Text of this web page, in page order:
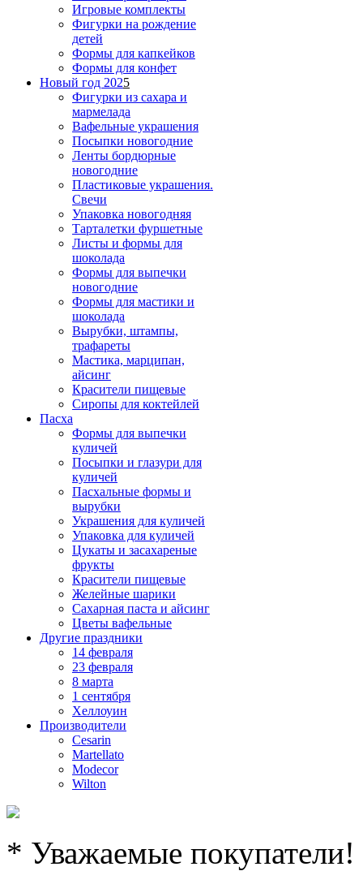
Игровые комплекты
Фигурки на рождение
детей
Формы для капкейков
Формы для конфет
Новый год 2025
Фигурки из сахара и
мармелада
Вафельные украшения
Посыпки новогодние
Ленты бордюрные
новогодние
Пластиковые украшения.
Свечи
Упаковка новогодняя
Тарталетки фуршетные
Листы и формы для
шоколада
Формы для выпечки
новогодние
Формы для мастики и
шоколада
Вырубки, штампы,
трафареты
Мастика, марципан,
айсинг
Красители пищевые
Сиропы для коктейлей
Пасха
Формы для выпечки
куличей
Посыпки и глазури для
куличей
Пасхальные формы и
вырубки
Украшения для куличей
Упаковка для куличей
Цукаты и засахареные
фрукты
Красители пищевые
Желейные шарики
Сахарная паста и айсинг
Цветы вафельные
Другие праздники
14 февраля
23 февраля
8 марта
1 сентября
Хеллоуин
Производители
Cesarin
Martellato
Modecor
Wilton
* Уважаемые покупатели!